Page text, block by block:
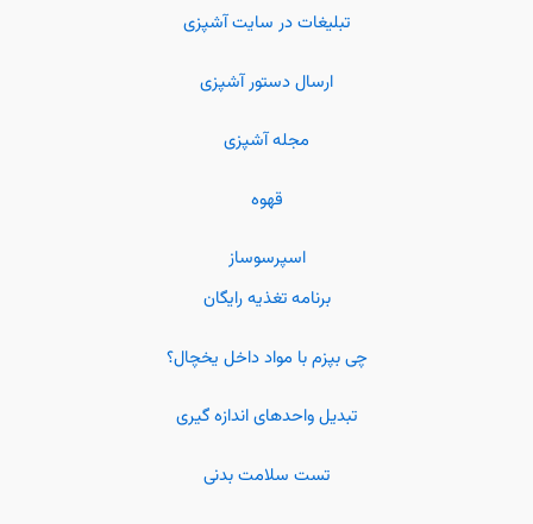
تبلیغات در سایت آشپزی
ارسال دستور آشپزی
مجله آشپزی
قهوه
اسپرسوساز
برنامه تغذیه رایگان
چی بپزم با مواد داخل یخچال؟
تبدیل واحدهای اندازه گیری
تست سلامت بدنی